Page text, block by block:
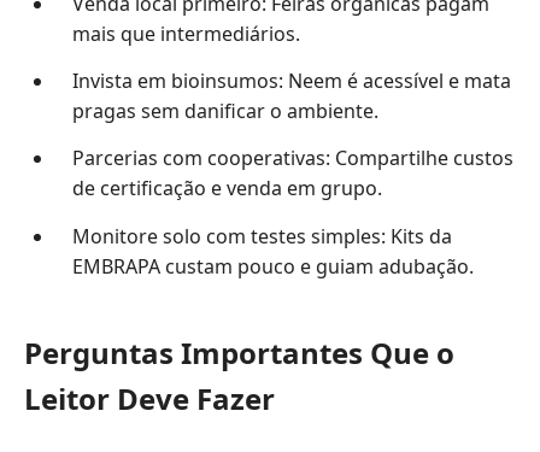
mais que intermediários.
Invista em bioinsumos: Neem é acessível e mata
pragas sem danificar o ambiente.
Parcerias com cooperativas: Compartilhe custos
de certificação e venda em grupo.
Monitore solo com testes simples: Kits da
EMBRAPA custam pouco e guiam adubação.
Perguntas Importantes Que o
Leitor Deve Fazer